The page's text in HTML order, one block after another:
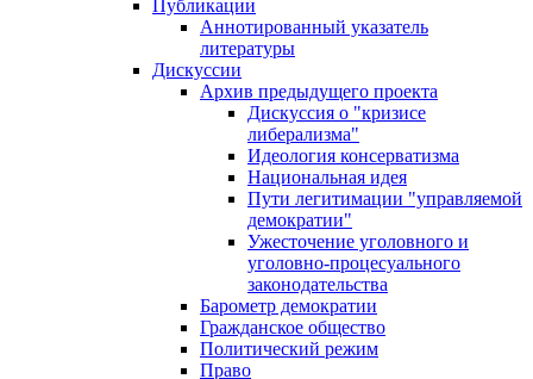
Публикации
Аннотированный указатель
литературы
Дискуссии
Архив предыдущего проекта
Дискуссия о "кризисе
либерализма"
Идеология консерватизма
Национальная идея
Пути легитимации "управляемой
демократии"
Ужесточение уголовного и
уголовно-процесуального
законодательства
Барометр демократии
Гражданское общество
Политический режим
Право